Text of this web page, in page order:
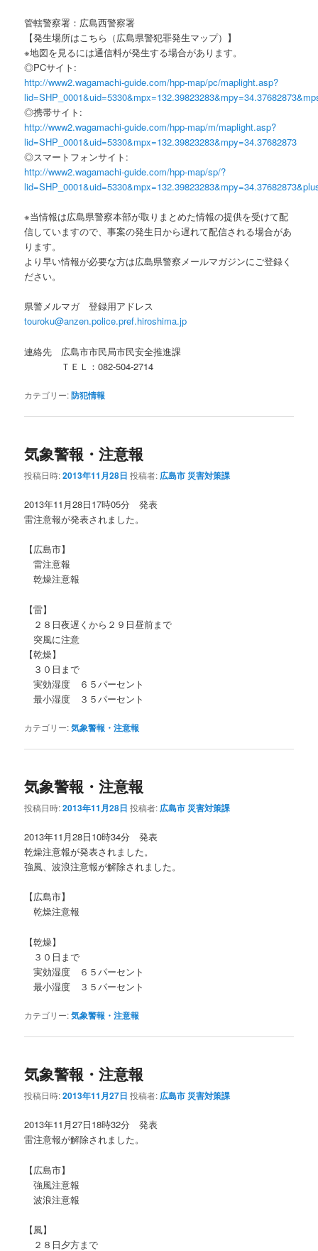
管轄警察署：広島西警察署
【発生場所はこちら（広島県警犯罪発生マップ）】
※地図を見るには通信料が発生する場合があります。
◎PCサイト:
http://www2.wagamachi-guide.com/hpp-map/pc/maplight.asp?
◎携帯サイト:
http://www2.wagamachi-guide.com/hpp-map/m/maplight.asp?
lid=SHP_0001&uid=5330&mpx=132.39823283&mpy=34.37682873
◎スマートフォンサイト:
http://www2.wagamachi-guide.com/hpp-map/sp/?
※当情報は広島県警察本部が取りまとめた情報の提供を受けて配
信していますので、事案の発生日から遅れて配信される場合があ
ります。
より早い情報が必要な方は広島県警察メールマガジンにご登録く
ださい。
県警メルマガ 登録用アドレス
touroku@anzen.police.pref.hiroshima.jp
連絡先 広島市市民局市民安全推進課
ＴＥＬ：082-504-2714
カテゴリー:防犯情報
気象警報・注意報
投稿日時:2013年11月28日 投稿者: 広島市 災害対策課
2013年11月28日17時05分 発表
雷注意報が発表されました。
【広島市】
雷注意報
乾燥注意報
【雷】
２８日夜遅くから２９日昼前まで
突風に注意
【乾燥】
３０日まで
実効湿度 ６５パーセント
最小湿度 ３５パーセント
カテゴリー:気象警報・注意報
気象警報・注意報
投稿日時:2013年11月28日 投稿者: 広島市 災害対策課
2013年11月28日10時34分 発表
乾燥注意報が発表されました。
強風、波浪注意報が解除されました。
【広島市】
乾燥注意報
【乾燥】
３０日まで
実効湿度 ６５パーセント
最小湿度 ３５パーセント
カテゴリー:気象警報・注意報
気象警報・注意報
投稿日時:2013年11月27日 投稿者: 広島市 災害対策課
2013年11月27日18時32分 発表
雷注意報が解除されました。
【広島市】
強風注意報
波浪注意報
【風】
２８日夕方まで